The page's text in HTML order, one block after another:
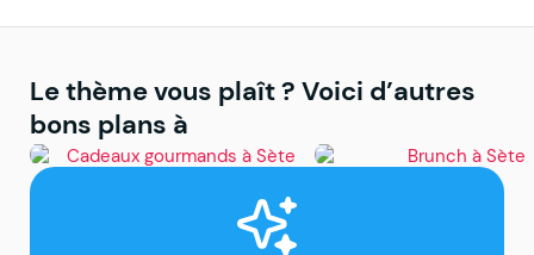
Le thème vous plaît ? Voici d’autres
bons plans à
Cadeaux gourmands à